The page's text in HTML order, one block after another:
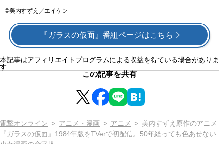
©美内すずえ／エイケン
『ガラスの仮面』番組ページはこちら
本記事はアフィリエイトプログラムによる収益を得ている場合がありま
す
この記事を共有
電撃オンライン アニメ・漫画 アニメ
美内すずえ原作のアニメ
『ガラスの仮面』1984年版をTVerで初配信。50年経っても色あせない